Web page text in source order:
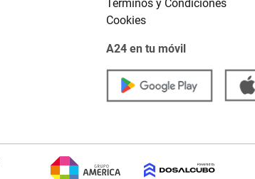
Términos y Condiciones
Cookies
A24 en tu móvil